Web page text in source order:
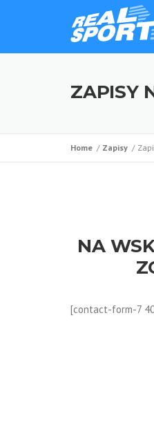
ZAPISY
Home Zapisy
NA
[contact-form-7